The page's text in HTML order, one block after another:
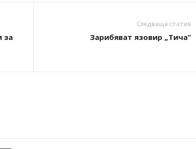
за
Следваща статия
Зарибяват язовир „Тича“